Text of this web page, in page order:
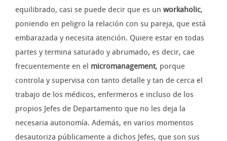
equilibrado, casi se puede decir que es un workaholic,
poniendo en peligro la relación con su pareja, que está
embarazada y necesita atención. Quiere estar en todas
partes y termina saturado y abrumado, es decir, cae
frecuentemente en el micromanagement, porque
controla y supervisa con tanto detalle y tan de cerca el
trabajo de los médicos, enfermeros e incluso de los
propios Jefes de Departamento que no les deja la
necesaria autonomía. Además, en varios momentos
desautoriza públicamente a dichos Jefes, que son sus